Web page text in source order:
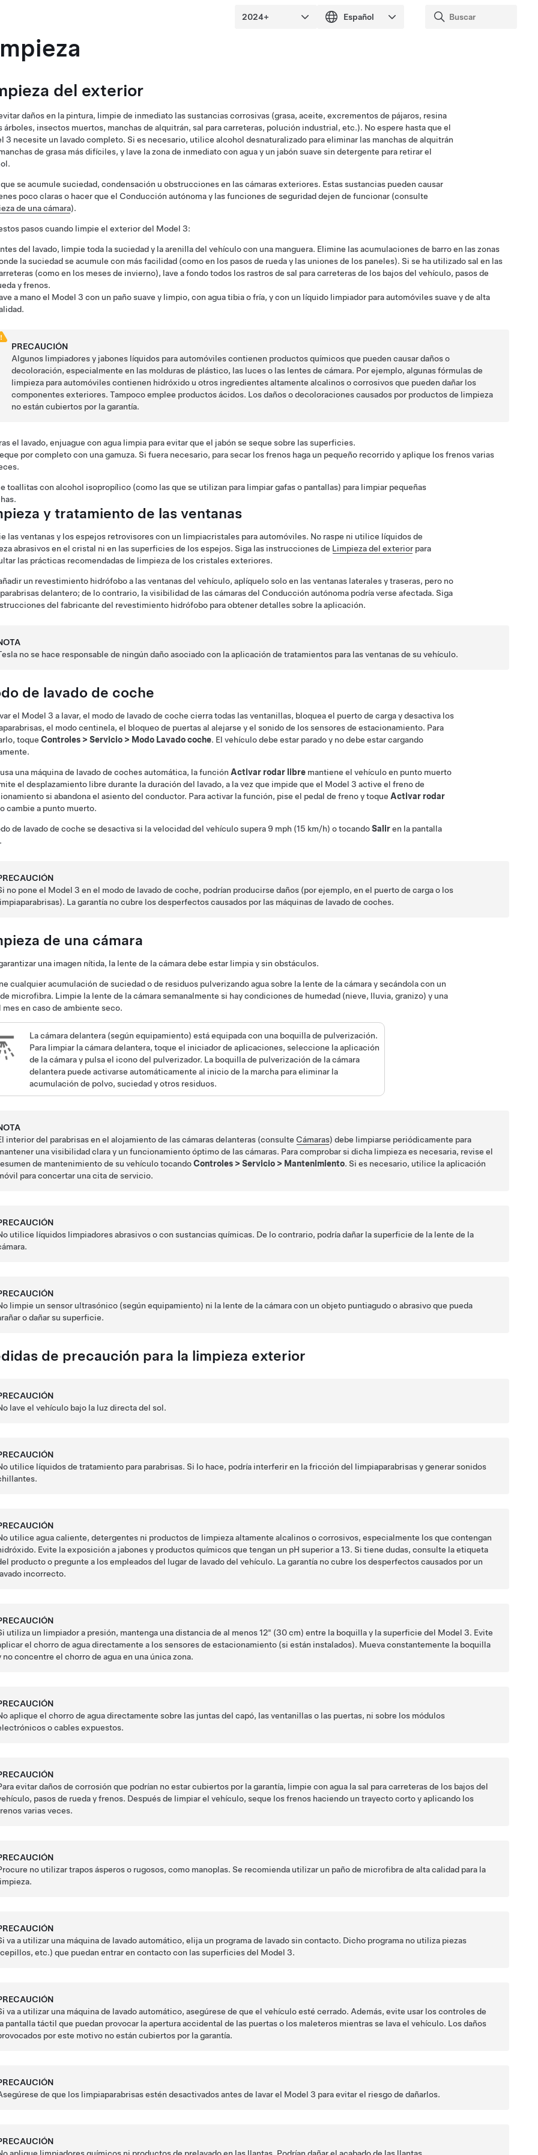
del exterior
daños en la pintura, limpie de inmediato las sustancias corrosivas (grasa, aceite, excrementos de pájaros, resina
árboles, insectos muertos, manchas de alquitrán, sal para carreteras, polución industrial, etc.). No espere hasta que el
3 necesite un lavado completo. Si es necesario, utilice alcohol desnaturalizado para eliminar las manchas de alquitrán
de grasa más difíciles, y lave la zona de inmediato con agua y un jabón suave sin detergente para retirar el
se acumule suciedad, condensación u obstrucciones en las cámaras exteriores. Estas sustancias pueden causar
poco claras o hacer que el Conducción autónomay las funciones de seguridad dejen de funcionar (consulte
de una cámara).
pasos cuando limpie el exterior del Model 3:
del lavado, limpie toda la suciedad y la arenilla del vehículo con una manguera. Elimine las acumulaciones de barro en las zonas
la suciedad se acumule con más facilidad (como en los pasos de rueda y las uniones de los paneles). Si se ha utilizado sal en las
(como en los meses de invierno), lave a fondo todos los rastros de sal para carreteras de los bajos del vehículo, pasos de
y frenos.
a mano el Model 3 con un paño suave y limpio, con agua tibia o fría, y con un líquido limpiador para automóviles suave y de alta
.
PRECAUCIÓN
Algunos limpiadores y jabones líquidos para automóviles contienen productos químicos que pueden causar daños o
decoloración, especialmente en las molduras de plástico, las luces o las lentes de cámara. Por ejemplo, algunas fórmulas de
limpieza para automóviles contienen hidróxido u otros ingredientes altamente alcalinos o corrosivos que pueden dañar los
componentes exteriores. Tampoco emplee productos ácidos. Los daños o decoloraciones causados por productos de limpieza
no están cubiertos por la garantía.
el lavado, enjuague con agua limpia para evitar que el jabón se seque sobre las superficies.
por completo con una gamuza. Si fuera necesario, para secar los frenos haga un pequeño recorrido y aplique los frenos varias
toallitas con alcohol isopropílico (como las que se utilizan para limpiar gafas o pantallas) para limpiar pequeñas
y tratamiento de las ventanas
las ventanas y los espejos retrovisores con un limpiacristales para automóviles. No raspe ni utilice líquidos de
abrasivos en el cristal ni en las superficies de los espejos. Siga las instrucciones de Limpieza del exterior para
las prácticas recomendadas de limpieza de los cristales exteriores.
un revestimiento hidrófobo a las ventanas del vehículo, aplíquelo solo en las ventanas laterales y traseras, pero no
delantero; de lo contrario, la visibilidad de las cámaras del Conducción autónoma podría verse afectada. Siga
del fabricante del revestimiento hidrófobo para obtener detalles sobre la aplicación.
no se hace responsable de ningún daño asociado con la aplicación de tratamientos para las ventanas de su vehículo.
de lavado de coche
el Model 3 a lavar, el modo de lavado de coche cierra todas las ventanillas, bloquea el puerto de carga y desactiva los
el modo centinela, el bloqueo de puertas al alejarse y el sonido de los sensores de estacionamiento. Para
toque Controles > Servicio > Modo Lavado coche. El vehículo debe estar parado y no debe estar cargando
una máquina de lavado de coches automática, la función Activar rodar libre mantiene el vehículo en punto muerto
el desplazamiento libre durante la duración del lavado, a la vez que impide que el Model 3 active el freno de
si abandona el asiento del conductor. Para activar la función, pise el pedal de freno y toque Activar rodar
cambie a punto muerto.
de lavado de coche se desactiva si la velocidad del vehículo supera9 mph (15 km/h) o tocandoSaliren la pantalla
no pone el Model 3 en el modo de lavado de coche, podrían producirse daños (por ejemplo, en el puerto de carga o los
La garantía no cubre los desperfectos causados por las máquinas de lavado de coches.
de una cámara
una imagen nítida, la lente de la cámara debe estar limpia y sin obstáculos.
cualquier acumulación de suciedad o de residuos pulverizando agua sobre la lente de la cámara y secándola con un
microfibra. Limpie la lente de la cámara semanalmente si hay condiciones de humedad (nieve, lluvia, granizo) y una
mes en caso de ambiente seco.
La cámara delantera(según equipamiento) está equipada con una boquilla de pulverización.
Para limpiar la cámara delantera, toque el iniciador de aplicaciones, seleccione la aplicación
de la cámara y pulsa el icono del pulverizador. La boquilla de pulverización de la cámara
delantera puede activarse automáticamente al inicio de la marcha para eliminar la
acumulación de polvo, suciedad y otros residuos.
interior del parabrisas en el alojamiento de las cámaras delanteras (consulte Cámaras) debe limpiarse periódicamente para
una visibilidad clara y un funcionamiento óptimo de las cámaras. Para comprobar si dicha limpieza es necesaria, revise el
de mantenimiento de su vehículo tocandoControles >Servicio > Mantenimiento. Si es necesario, utilice la aplicación
para concertar una cita de servicio.
utilice líquidos limpiadores abrasivos o con sustancias químicas. De lo contrario, podría dañar la superficie de la lente de la
limpie un sensor ultrasónico (según equipamiento) ni la lente de la cámara con un objeto puntiagudo o abrasivo que pueda
o dañar su superficie.
de precaución para la limpieza exterior
lave el vehículo bajo la luz directa del sol.
utilice líquidos de tratamiento para parabrisas. Si lo hace, podría interferir en la fricción del limpiaparabrisas y generar sonidos
utilice agua caliente, detergentes ni productos de limpieza altamente alcalinos o corrosivos, especialmente los que contengan
Evite la exposición a jabones y productos químicos que tengan un pH superior a 13. Si tiene dudas, consulte la etiqueta
producto o pregunte a los empleados del lugar de lavado del vehículo. La garantía no cubre los desperfectos causados por un
incorrecto.
utiliza un limpiador a presión, mantenga una distancia de al menos12" (30 cm) entre la boquilla y la superficie del Model 3. Evite
el chorro de agua directamente a los sensores de estacionamiento (si están instalados). Mueva constantemente la boquilla
no concentre el chorro de agua en una única zona.
aplique el chorro de agua directamente sobre las juntas del capó, las ventanillas o las puertas, ni sobre los módulos
o cables expuestos.
evitar daños de corrosión que podrían no estar cubiertos por la garantía, limpie con agua la sal para carreteras de los bajos del
pasos de rueda y frenos. Después de limpiar el vehículo, seque los frenos haciendo un trayecto corto y aplicando los
varias veces.
no utilizar trapos ásperos o rugosos, como manoplas. Se recomienda utilizar un paño de microfibra de alta calidad para la
va a utilizar una máquina de lavado automático, elija un programa de lavado sin contacto. Dicho programa no utiliza piezas
etc.) que puedan entrar en contacto con las superficies del Model 3.
va a utilizar una máquina de lavado automático, asegúrese de que el vehículo esté cerrado. Además, evite usar los controles de
pantalla táctil que puedan provocar la apertura accidental de las puertas o los maleteros mientras se lava el vehículo. Los daños
por este motivo no están cubiertos por la garantía.
de que los limpiaparabrisas estén desactivados antes de lavar el Model 3 para evitar el riesgo de dañarlos.